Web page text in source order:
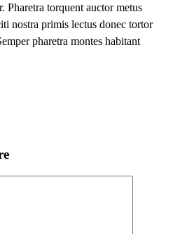
Pharetra torquent auctor metus
nostra primis lectus donec tortor
pharetra montes habitant